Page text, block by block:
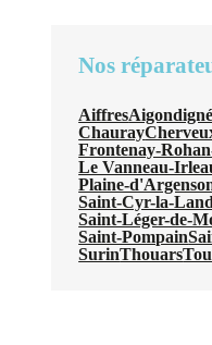
Nos
AiffresAigondigné
Chauray
Frontenay-
Le Vanneau-
Plaine-
Saint-Cyr-la-
Saint-Léger-de-
Saint-Pompain
SurinThouars